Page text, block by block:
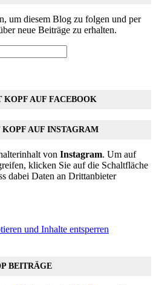
um diesem Blog zu folgen und per
neue Beiträge zu erhalten.
KOPF AUF FACEBOOK
AUF INSTAGRAM
von Instagram. Um auf
klicken Sie auf die Schaltfläche
dabei Daten an Drittanbieter
und Inhalte entsperren
BEITRÄGE